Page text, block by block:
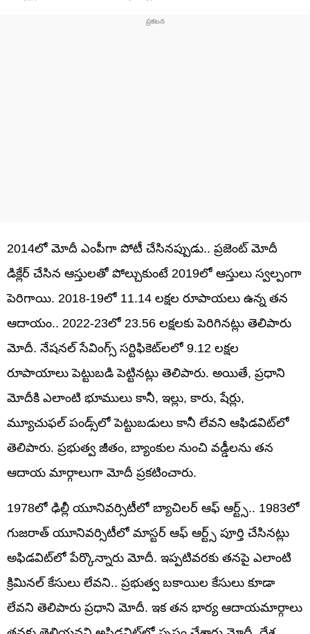
2014లో మోదీ ఎంపీగా పోటీ చేసినప్పుడు.. ప్రజెంట్ మోదీ
డిక్లేర్ చేసిన ఆస్తులతో పోల్చుకుంటే 2019లో ఆస్తులు స్వల్పంగా
పెరిగాయి. 2018-19లో 11.14 లక్షల రూపాయలు ఉన్న తన
ఆదాయం.. 2022-23లో 23.56 లక్షలకు పెరిగినట్లు తెలిపారు
మోదీ. నేషనల్‌ సేవింగ్స్‌ సర్టిఫికెట్‌లలో 9.12 లక్షల
రూపాయాలు పెట్టుబడి పెట్టినట్లు తెలిపారు. అయితే, ప్రధాని
మోదీకి ఎలాంటి భూములు కానీ, ఇల్లు, కారు, షేర్లు,
మ్యూచుఫల్ పండ్స్‌లో పెట్టుబడులు కానీ లేవని ఆఫిడవిట్‌లో
తెలిపారు. ప్రభుత్వ జీతం, బ్యాంకుల నుంచి వడ్డీలను తన
ఆదాయ మార్గాలుగా మోదీ ప్రకటించారు.
1978లో ఢిల్లీ యూనివర్సిటీలో బ్యాచిలర్‌ ఆఫ్‌ ఆర్ట్స్‌.. 1983లో
గుజరాత్‌ యూనివర్సిటీలో మాస్టర్‌ ఆఫ్‌ ఆర్ట్స్‌ పూర్తి చేసినట్లు
అఫిడవిట్‌లో పేర్కొన్నారు మోదీ. ఇప్పటివరకు తనపై ఎలాంటి
క్రిమినల్‌ కేసులు లేవని.. ప్రభుత్వ బకాయిల కేసులు కూడా
లేవని తెలిపారు ప్రధాని మోదీ. ఇక తన భార్య ఆదాయమార్గాలు